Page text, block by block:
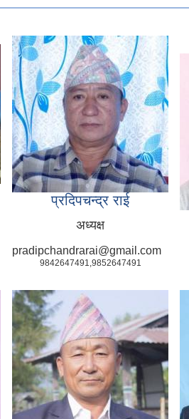
प्रदिपचन्द्र राई
अध्यक्ष
pradipchandrarai@gmail.com
9842647491,9852647491